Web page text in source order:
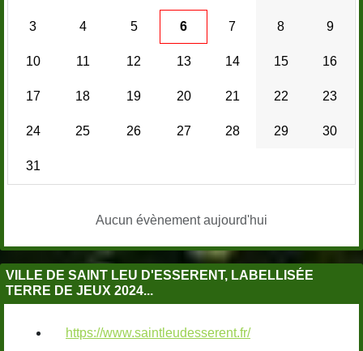
3 4 5 6 7 8 9
10 11 12 13 14 15 16
17 18 19 20 21 22 23
24 25 26 27 28 29 30
31
Aucun évènement aujourd'hui
VILLE DE SAINT LEU D'ESSERENT, LABELLISÉE
TERRE DE JEUX 2024...
https://www.saintleudesserent.fr/